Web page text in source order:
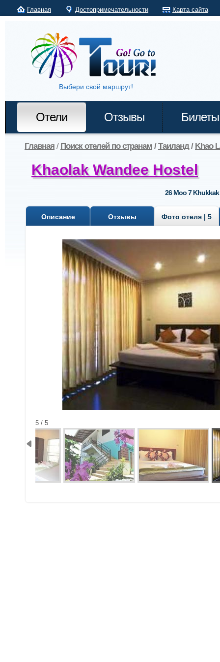
Главная Достопримечательности Карта сайта
Выбери свой маршрут!
Отели Отзывы Билеты
Главная / Поиск отелей по странам /Таиланд/ Khao
Khaolak Wandee Hostel
26 Moo 7
Описание Отзывы Фото отеля | 5
5 / 5